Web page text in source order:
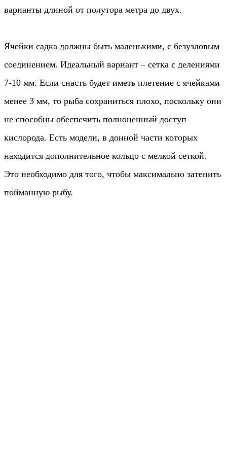
варианты длиной от полутора метра до двух.
Ячейки садка должны быть маленькими, с безузловым
соединением. Идеальный вариант – сетка с делениями
7-10 мм. Если снасть будет иметь плетение с ячейками
менее 3 мм, то рыба сохраниться плохо, поскольку они
не способны обеспечить полноценный доступ
кислорода. Есть модели, в донной части которых
находится дополнительное кольцо с мелкой сеткой.
Это необходимо для того, чтобы максимально затенить
пойманную рыбу.